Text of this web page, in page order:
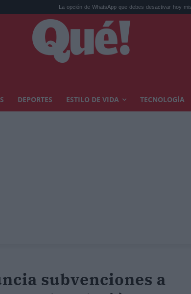
La opción de WhatsApp que debes desactivar hoy mis...
DEPORTES ESTILO DE VIDA TECNOLOGÍA
subvenciones a